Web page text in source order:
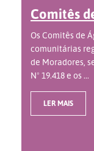
Comitês
Os Comitês de
comunitárias
de Moradores,
Nº 19.418 e os ...
LER MAIS